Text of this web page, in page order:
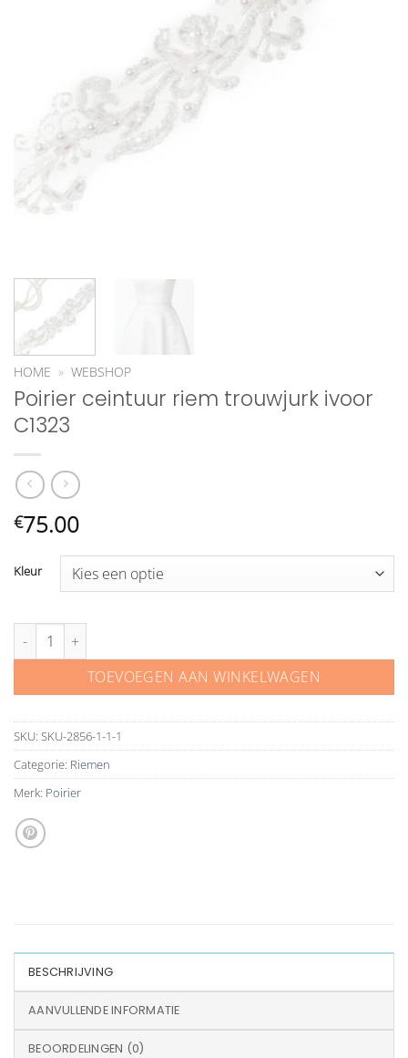
HOME » WEBSHOP
Poirier ceintuur riem trouwjurk ivoor
C1323
€75.00
Kleur
Poirier ceintuur riem trouwjurk ivoor C1323 aantal
TOEVOEGEN AAN WINKELWAGEN
SKU: SKU-2856-1-1-1
Categorie: Riemen
Merk: Poirier
BESCHRIJVING
AANVULLENDE INFORMATIE
BEOORDELINGEN (0)